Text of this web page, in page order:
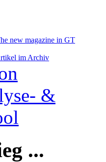
new magazine in GT
im Archiv
...